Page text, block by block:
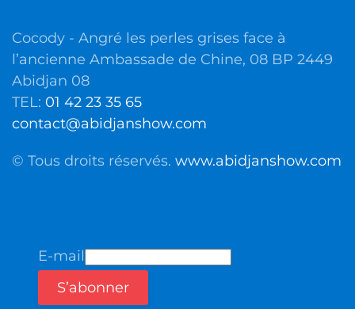
Cocody - Angré les perles grises face à
l’ancienne Ambassade de Chine, 08 BP 2449
Abidjan 08
TEL: 01 42 23 35 65
contact@abidjanshow.com
© Tous droits réservés. www.abidjanshow.com
E-mail
S’abonner